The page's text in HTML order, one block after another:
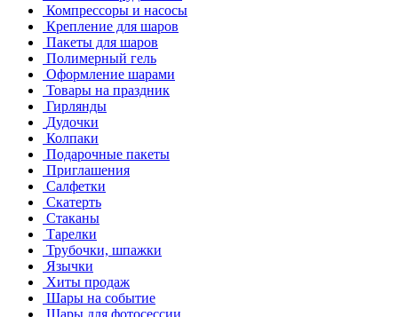
Компрессоры и насосы
Крепление для шаров
Пакеты для шаров
Полимерный гель
Оформление шарами
Товары на праздник
Гирлянды
Дудочки
Колпаки
Подарочные пакеты
Приглашения
Салфетки
Скатерть
Стаканы
Тарелки
Трубочки, шпажки
Язычки
Хиты продаж
Шары на событие
Шары для фотосессии